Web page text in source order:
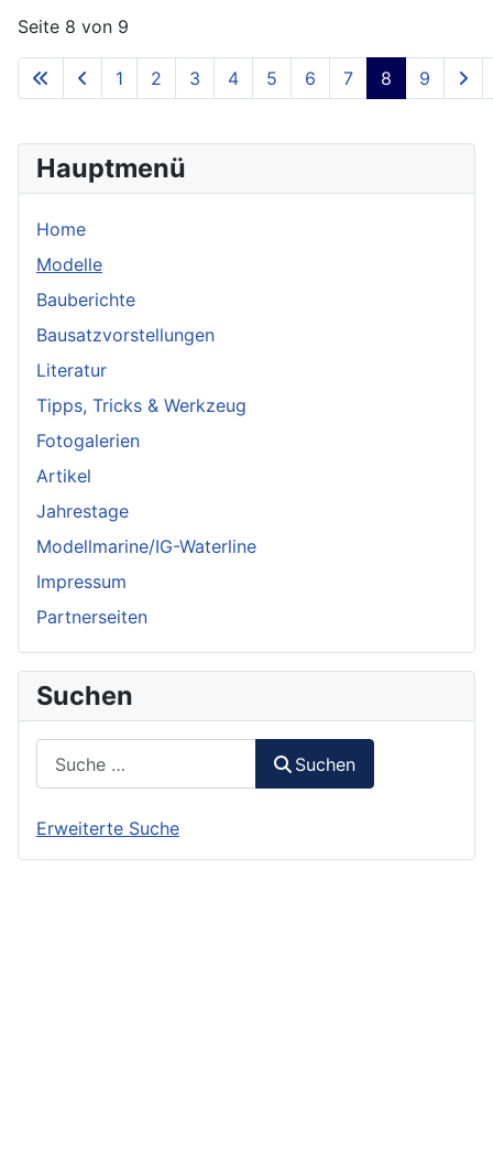
Hauptmenü
Home
Modelle
Bauberichte
Bausatzvorstellungen
Literatur
Tipps, Tricks & Werkzeug
Fotogalerien
Artikel
Jahrestage
Modellmarine/IG-Waterline
Impressum
Partnerseiten
Suchen
Suchen
Erweiterte Suche
Seite 8 von 9
1 2 3 4 5 6 7 8 9